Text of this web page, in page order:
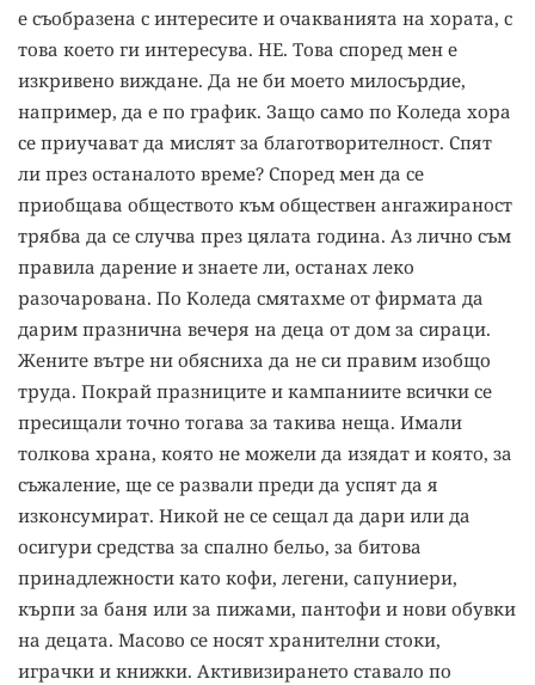
е съобразена с интересите и очакванията на хората, с
това което ги интересува. НЕ. Това според мен е
изкривено виждане. Да не би моето милосърдие,
например, да е по график. Защо само по Коледа хора
се приучават да мислят за благотворителност. Спят
ли през останалото време? Според мен да се
приобщава обществото към обществен ангажираност
трябва да се случва през цялата година. Аз лично съм
правила дарение и знаете ли, останах леко
разочарована. По Коледа смятахме от фирмата да
дарим празнична вечеря на деца от дом за сираци.
Жените вътре ни обясниха да не си правим изобщо
труда. Покрай празниците и кампаниите всички се
пресищали точно тогава за такива неща. Имали
толкова храна, която не можели да изядат и която, за
съжаление, ще се развали преди да успят да я
изконсумират. Никой не се сещал да дари или да
осигури средства за спално бельо, за битова
принадлежности като кофи, легени, сапуниери,
кърпи за баня или за пижами, пантофи и нови обувки
на децата. Масово се носят хранителни стоки,
играчки и книжки. Активизирането ставало по